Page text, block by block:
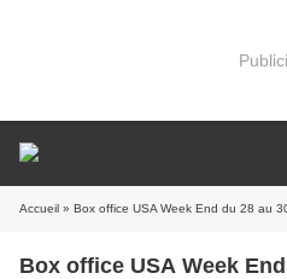
Accueil » Box office USA Week End du 28 au
Box office USA Week